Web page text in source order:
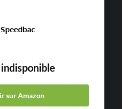
mail et mon site dans le navigateur pour
commentaires par e-mail.
Speedbac
sur Amazon